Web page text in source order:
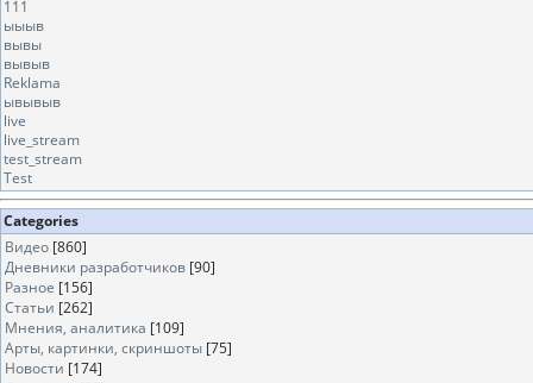
111
ыыыв
вывы
вывыв
Reklama
ывывыв
live
live_stream
test_stream
Test
Categories
Видео [860]
Дневники разработчиков [90]
Разное [156]
Статьи [262]
Мнения, аналитика [109]
Арты, картинки, скриншоты [75]
Новости [174]